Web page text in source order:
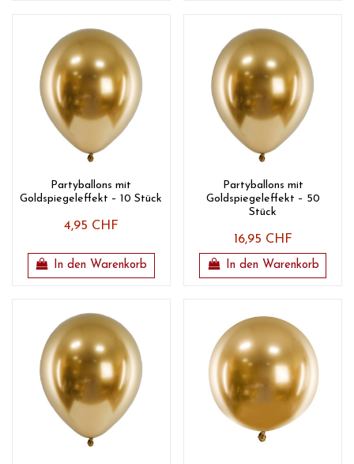
Partyballons mit
Goldspiegeleffekt – 10 Stück
4,95 CHF
In den Warenkorb
Partyballons mit
Goldspiegeleffekt – 50
Stück
16,95 CHF
In den Warenkorb